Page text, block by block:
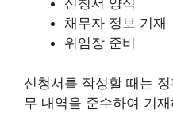
신청서 양식
채무자 정보 기재
위임장 준비
신청서를 작성할 때는
무 내역을 준수하여 기